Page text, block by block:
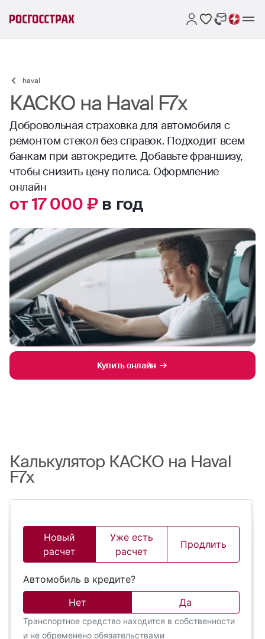
haval
КАСКО на Haval F7x
Добровольная страховка для автомобиля с
ремонтом стекол без справок. Подходит всем
банкам при автокредите. Добавьте франшизу,
чтобы снизить цену полиса. Оформление
онлайн
от 17 000 ₽в год
Купить онлайн
Калькулятор КАСКО на Haval
F7x